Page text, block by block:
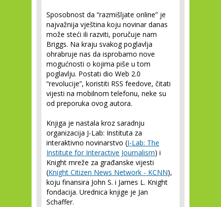
Sposobnost da “razmišljate online” je
najvažnija vještina koju novinar danas
može steći ili razviti, poručuje nam
Briggs. Na kraju svakog poglavlja
ohrabruje nas da isprobamo nove
mogućnosti o kojima piše u tom
poglavlju. Postati dio Web 2.0
“revolucije”, koristiti RSS feedove, čitati
vijesti na mobilnom telefonu, neke su
od preporuka ovog autora.
Knjiga je nastala kroz saradnju
organizacija J-Lab: Instituta za
interaktivno novinarstvo (J-Lab: The
Institute for Interactive Journalism) i
Knight mreže za građanske vijesti
(Knight Citizen News Network - KCNN),
koju finansira John S. i James L. Knight
fondacija. Urednica knjige je Jan
Schaffer.